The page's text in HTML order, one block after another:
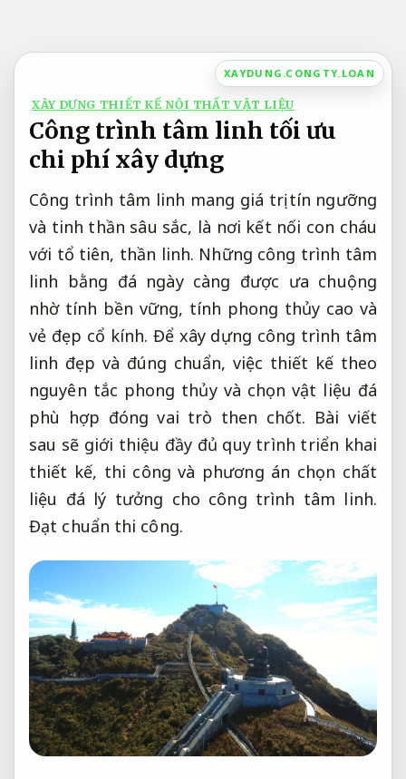
nội
dung
XAYDUNG.CONGTY.LOAN
XÂY DỰNG THIẾT KẾ NỘI THẤT VẬT LIỆU
Công trình tâm linh tối ưu
chi phí xây dựng
Công trình tâm linh mang giá trị tín ngưỡng
và tinh thần sâu sắc, là nơi kết nối con cháu
với tổ tiên, thần linh. Những công trình tâm
linh bằng đá ngày càng được ưa chuộng
nhờ tính bền vững, tính phong thủy cao và
vẻ đẹp cổ kính. Để xây dựng công trình tâm
linh đẹp và đúng chuẩn, việc thiết kế theo
nguyên tắc phong thủy và chọn vật liệu đá
phù hợp đóng vai trò then chốt. Bài viết
sau sẽ giới thiệu đầy đủ quy trình triển khai
thiết kế, thi công và phương án chọn chất
liệu đá lý tưởng cho công trình tâm linh.
Đạt chuẩn thi công.